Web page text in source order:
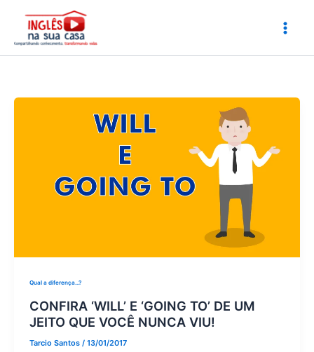
conteúdo
Qual a diferença...?
CONFIRA ‘WILL’ E ‘GOING TO’ DE UM
JEITO QUE VOCÊ NUNCA VIU!
Tarcio Santos / 13/01/2017